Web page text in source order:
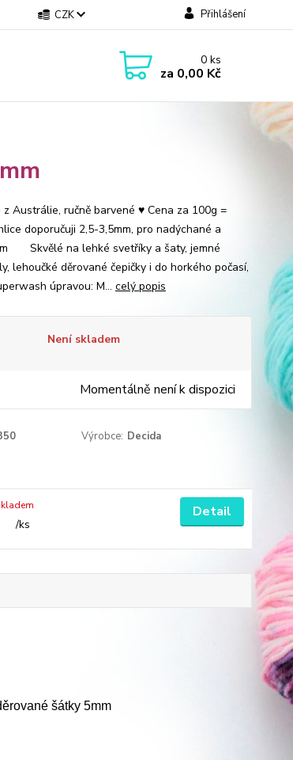
CZK Přihlášení
0ks
za 0,00 Kč
Austrálie, ručně barvené ♥ Cena za 100g =
doporučuji 2,5-3,5mm, pro nadýchané a
Skvělé na lehké svetříky a šaty, jemné
lehoučké děrované čepičky i do horkého počasí,
úpravou: M... celý popis
Není skladem
Momentálně není k dispozici
Výrobce: Decida
/ks
Detail
šátky 5mm